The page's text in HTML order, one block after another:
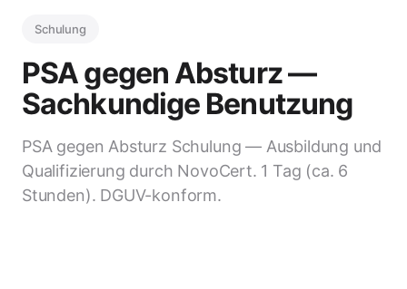
Schulung
PSA gegen Absturz —
Sachkundige Benutzung
PSA gegen Absturz Schulung — Ausbildung und
Qualifizierung durch NovoCert. 1 Tag (ca. 6
Stunden). DGUV-konform.